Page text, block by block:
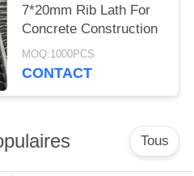
7*20mm Rib Lath For
Concrete Construction
MOQ:1000PCS
CONTACT
Tous